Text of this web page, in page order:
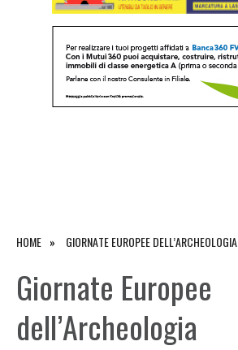
HOME GIORNATE EUROPEE DELL’ARCHEOLOGIA
Giornate Europee
dell’Archeologia